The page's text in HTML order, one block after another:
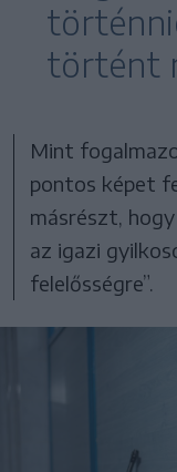
történt
Mint
pontos képet
másrészt,
az igazi
felelősségre”.